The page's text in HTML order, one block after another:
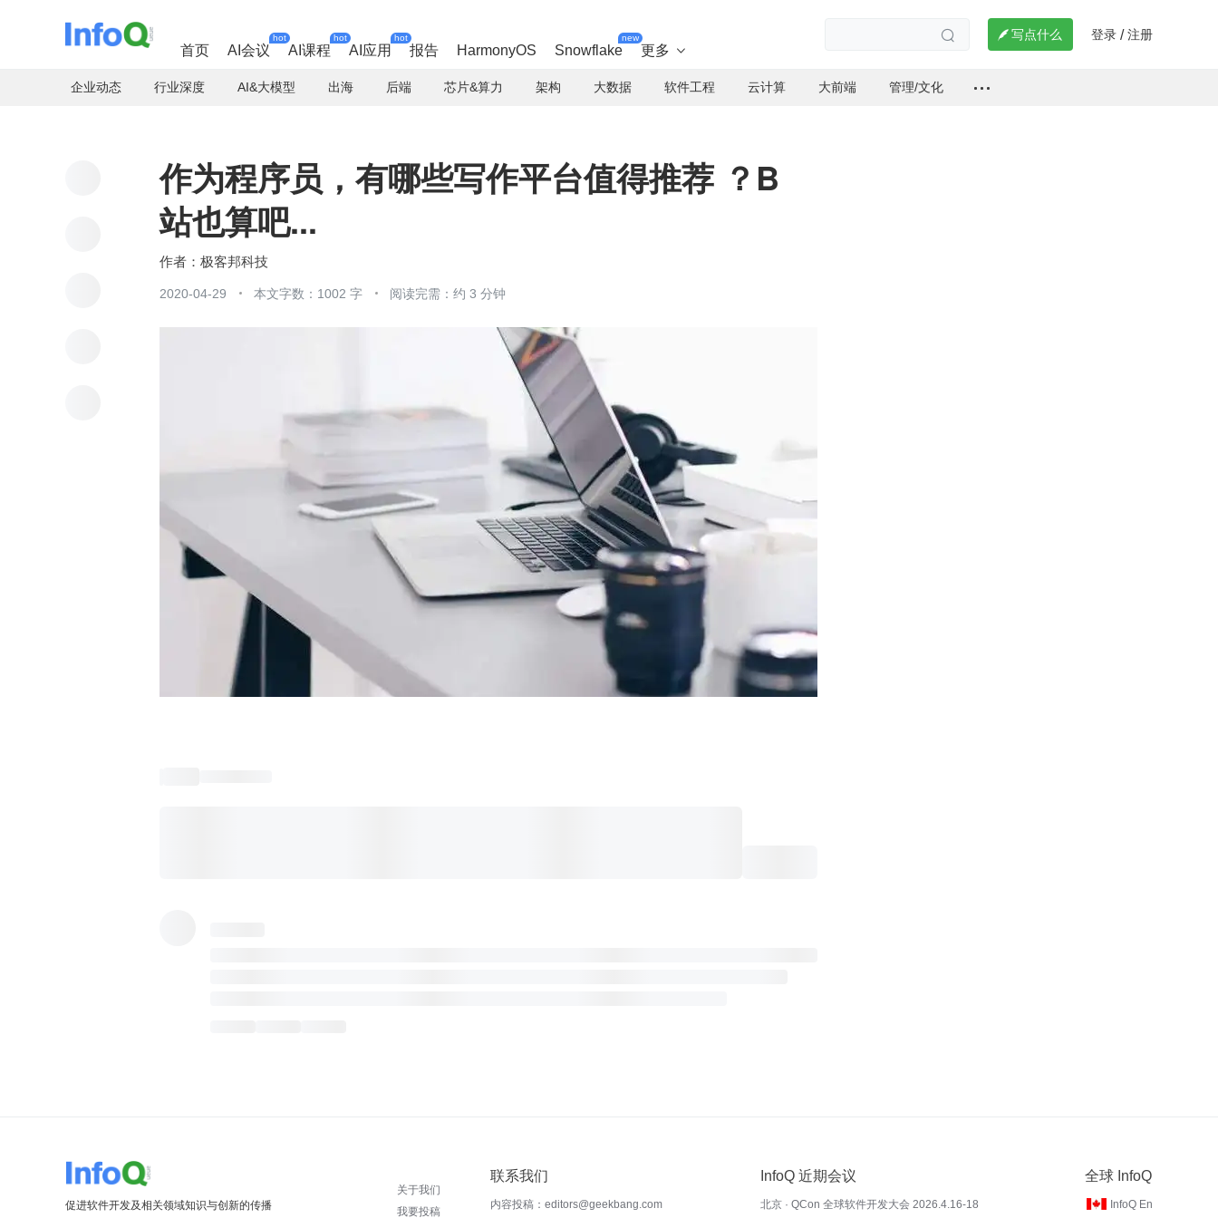
首页 AI会议
hot
AI课程
hot
AI应用
hot
报告 HarmonyOS Snowflake
new
更多 
  写点什么 登录 / 注册
企业动态 行业深度 AI&大模型 出海 后端 芯片&算力 架构 大数据 软件工程 云计算 大前端 管理/文化
作为程序员，有哪些写作平台值得推荐 ？B
站也算吧...
极客邦科技
2020-04-29 本文字数：1002 字 阅读完需：约 3 分钟
促进软件开发及相关领域知识与创新的传播
关于我们
我要投稿
联系我们
内容投稿：editors@geekbang.com
InfoQ 近期会议
北京 · QCon 全球软件开发大会 2026.4.16-18
全球 InfoQ
InfoQ En